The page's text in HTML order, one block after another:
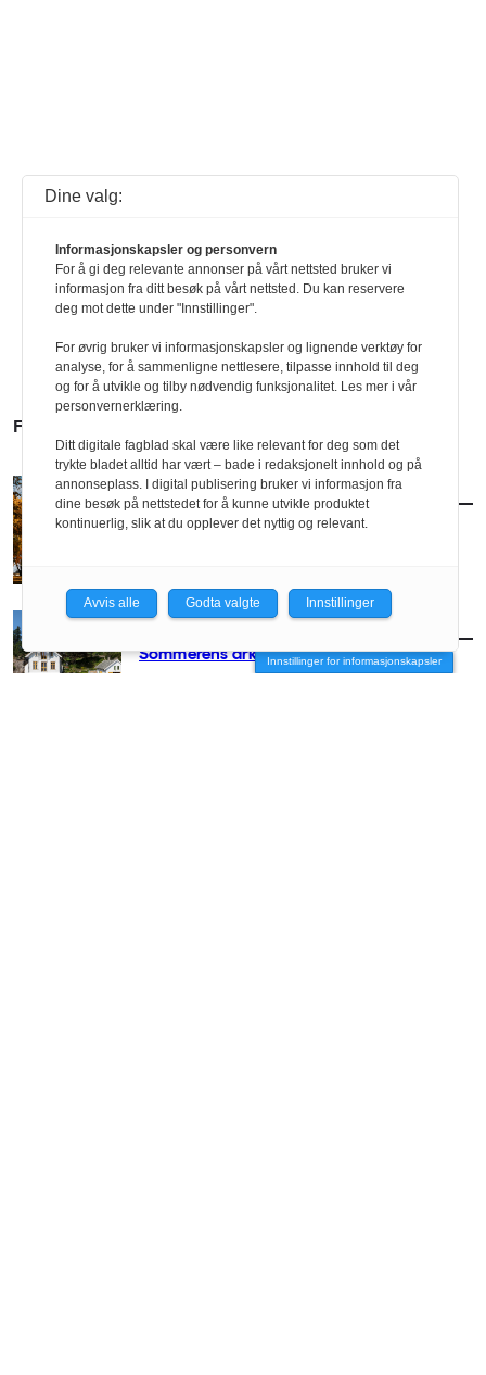
FLERE SAKER
AKTUELT / ARKITEKTUR
Slik blir arkitekturhøsten
Sommerens arkitekturguideInnstillinger for informasjonskapsler
Dine valg:
Informasjonskapsler og personvern
For å gi deg relevante annonser på vårt nettsted bruker vi
informasjon fra ditt besøk på vårt nettsted. Du kan reservere
deg mot dette under "Innstillinger".
For øvrig bruker vi informasjonskapsler og lignende verktøy for
analyse, for å sammenligne nettlesere, tilpasse innhold til deg
og for å utvikle og tilby nødvendig funksjonalitet. Les mer i vår
personvernerklæring.
Ditt digitale fagblad skal være like relevant for deg som det
trykte bladet alltid har vært – bade i redaksjonelt innhold og på
annonseplass. I digital publisering bruker vi informasjon fra
dine besøk på nettstedet for å kunne utvikle produktet
kontinuerlig, slik at du opplever det nyttig og relevant.
Avvis alle Godta valgte Innstillinger